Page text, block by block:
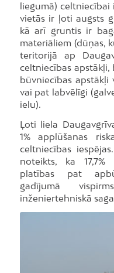
liegumā) celtniecībai
vietās ir ļoti augsts
kā arī gruntis ir
materiāliem (dūņas,
teritorijā ap
celtniecības
būvniecības apstākļi
vai pat labvēlīgi
ielu).
Ļoti liela
1% applūšanas
celtniecības
noteikts, ka 17,7%
platības pat
gadījumā
inženiertehniskā